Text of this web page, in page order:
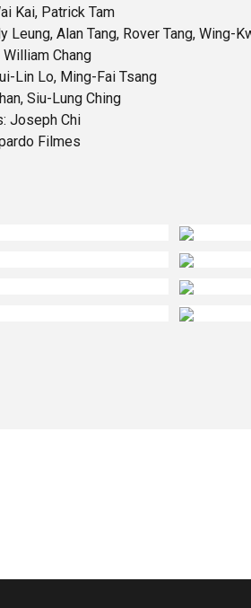
Kai, Patrick Tam
Leung, Alan Tang, Rover Tang, Wing-
Chang
Lin Lo, Ming-Fai Tsang
Siu-Lung Ching
Joseph Chi
Filmes